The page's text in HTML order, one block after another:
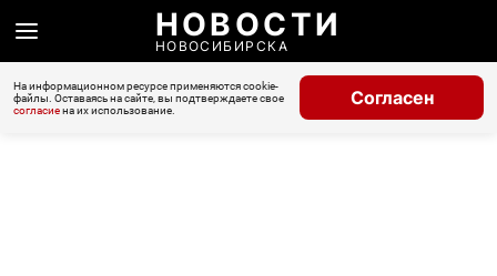
НОВОСТИ
НОВОСИБИРСКА
На информационном ресурсе применяются cookie-
файлы. Оставаясь на сайте, вы подтверждаете свое
согласиена их использование.
Согласен